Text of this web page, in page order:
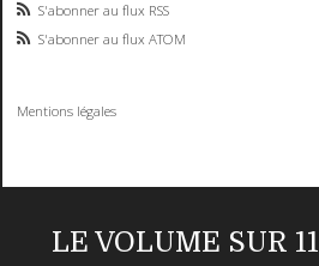
S'abonner au flux RSS
S'abonner au flux ATOM
Mentions légales
LE VOLUME SUR 11